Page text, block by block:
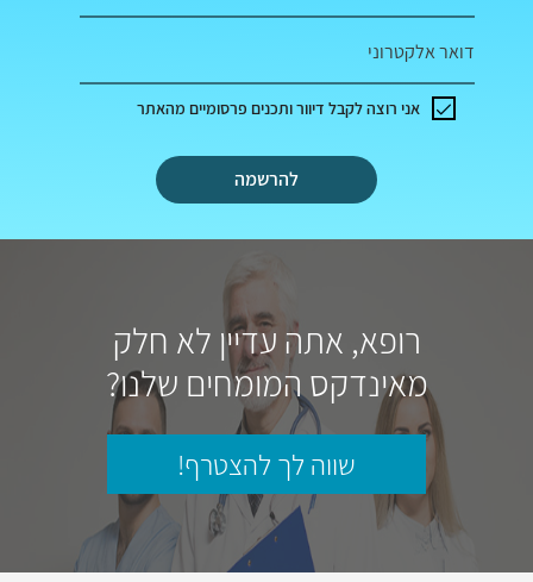
דואר אלקטרוני
להרשמה
אני רוצה לקבל דיוור ותכנים פרסומיים מהאתר
רופא, אתה עדיין לא חלק
מאינדקס המומחים שלנו?
שווה לך להצטרף!